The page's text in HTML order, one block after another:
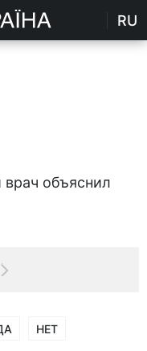
RU
объяснил
НЕТ